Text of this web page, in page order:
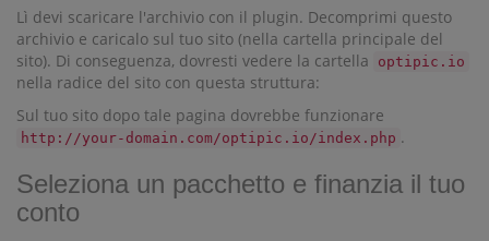
Lì devi scaricare l'archivio con il plugin. Decomprimi questo
archivio e caricalo sul tuo sito (nella cartella principale del
sito). Di conseguenza, dovresti vedere la cartella
optipic.io
nella radice del sito con questa struttura:
Sul tuo sito dopo tale pagina dovrebbe funzionare
http://your-domain.com/optipic.io/index.php .
Seleziona un pacchetto e finanzia il tuo
conto